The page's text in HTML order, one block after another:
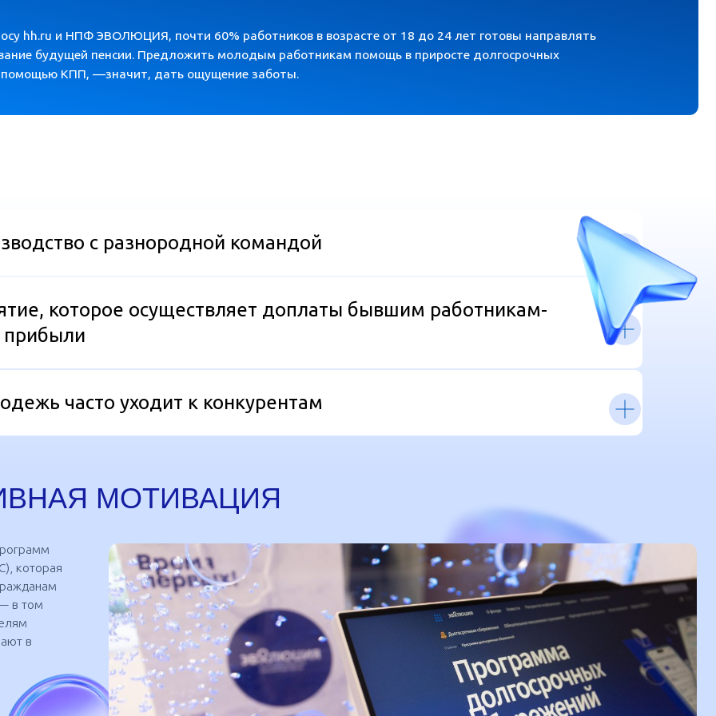
с разнородной командой
которое осуществляет доплаты бывшим работникам-
прибыли
часто уходит к конкурентам
«Интеграция программы долгосрочных сбережений
в корпоративную пенсионную программу дает возможность
работнику эффективно формировать капитал. Во-первых,
в формировании накоплений участвуют уже три стороны:
работодатель, государство и сам работник компании.
Финансовая подушка в таком случае увеличивается быстрее.
Кроме того, сбережения становятся своего рода «страховкой»